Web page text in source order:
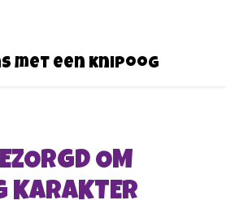
met een knipoog
OM
KARAKTER